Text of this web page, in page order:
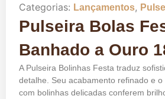
Categorias: Lançamentos,
Pulseira Bolas
Banhado a Ouro
A Pulseira Bolinhas Festa traduz
detalhe. Seu acabamento refinado e
com bolinhas delicadas conferem